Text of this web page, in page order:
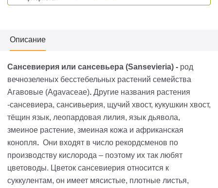
Описание
Сансевиерия или сансевьера (Sansevieria) - род
вечнозеленых бесстебельных растений семейства
Агавовые (Agavaceae). Другие названия растения
-сансевиера, сансивьерия, щучий хвост, кукушкин хвост,
тёщин язык, леопардовая лилия, язык дьявола,
змеиное растение, змеиная кожа и африканская
конопля. Они входят в число рекордсменов по
производству кислорода – поэтому их так любят
цветоводы. Цветок сансевиерия относится к
суккулентам, он имеет мясистые, плотные листья,